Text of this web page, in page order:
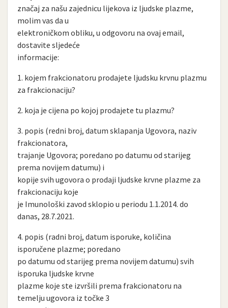
značaj za našu zajednicu lijekova iz ljudske plazme,
molim vas da u
elektroničkom obliku, u odgovoru na ovaj email,
dostavite sljedeće
informacije:
1. kojem frakcionatoru prodajete ljudsku krvnu plazmu
za frakcionaciju?
2. koja je cijena po kojoj prodajete tu plazmu?
3. popis (redni broj, datum sklapanja Ugovora, naziv
frakcionatora,
trajanje Ugovora; poredano po datumu od starijeg
prema novijem datumu) i
kopije svih ugovora o prodaji ljudske krvne plazme za
frakcionaciju koje
je Imunološki zavod sklopio u periodu 1.1.2014. do
danas, 28.7.2021.
4. popis (radni broj, datum isporuke, količina
isporučene plazme; poredano
po datumu od starijeg prema novijem datumu) svih
isporuka ljudske krvne
plazme koje ste izvršili prema frakcionatoru na
temelju ugovora iz točke 3